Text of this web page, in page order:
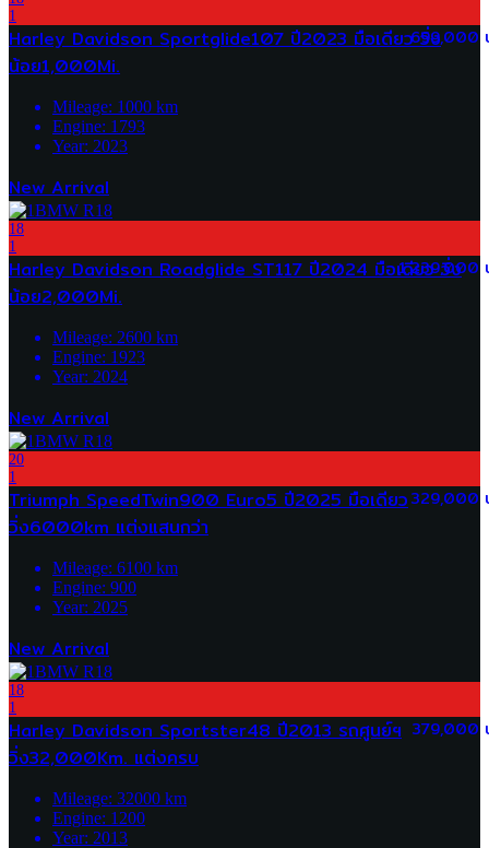
1
699,000
Harley Davidson Sportglide107 ปี2023 มือเดียว วิ่ง
น้อย1,000Mi.
Mileage: 1000 km
Engine: 1793
Year: 2023
New Arrival
18
1
1,239,000
Harley Davidson Roadglide ST117 ปี2024 มือเดียว วิ่ง
น้อย2,000Mi.
Mileage: 2600 km
Engine: 1923
Year: 2024
New Arrival
20
1
329,000
Triumph SpeedTwin900 Euro5 ปี2025 มือเดียว
วิ่ง6000km แต่งแสนกว่า
Mileage: 6100 km
Engine: 900
Year: 2025
New Arrival
18
1
379,000
Harley Davidson Sportster48 ปี2013 รถศูนย์ฯ
วิ่ง32,000Km. แต่งครบ
Mileage: 32000 km
Engine: 1200
Year: 2013